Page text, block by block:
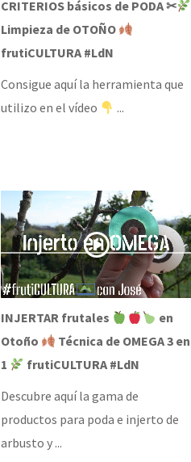
CRITERIOS básicos de PODA ✂
Limpieza de OTOÑO
frutiCULTURA #LdN
Consigue aquí la herramienta que
utilizo en el vídeo
...
INJERTAR frutales
en
Otoño
Técnica de OMEGA 3 en
1
frutiCULTURA #LdN
Descubre aquí la gama de
productos para poda e injerto de
arbusto y ...